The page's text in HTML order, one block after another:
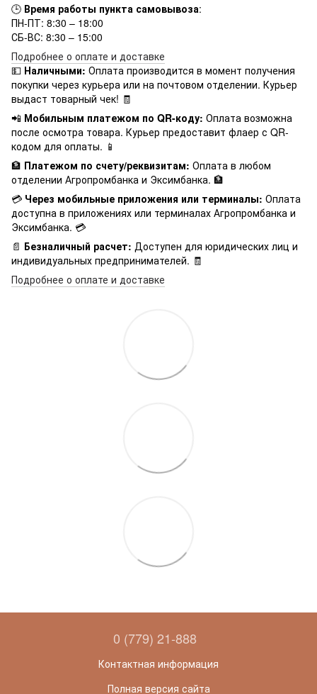
🕒 Время работы пункта самовывоза:
ПН-ПТ: 8:30 – 18:00
СБ-ВС: 8:30 – 15:00
Подробнее о оплате и доставке
💵 Наличными: Оплата производится в момент получения
покупки через курьера или на почтовом отделении. Курьер
выдаст товарный чек! 🧾
📲 Мобильным платежом по QR-коду: Оплата возможна
после осмотра товара. Курьер предоставит флаер с QR-
кодом для оплаты. 📱
🏦 Платежом по счету/реквизитам: Оплата в любом
отделении Агропромбанка и Эксимбанка. 🏦
💳 Через мобильные приложения или терминалы: Оплата
доступна в приложениях или терминалах Агропромбанка и
Эксимбанка. 💳
📄 Безналичный расчет: Доступен для юридических лиц и
индивидуальных предпринимателей. 🧾
Подробнее о оплате и доставке
0 (779) 21-888
Контактная информация
Полная версия сайта